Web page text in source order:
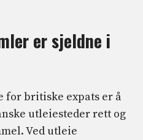
er sjeldne i
for britiske expats er å
utleiesteder rett og
Ved utleie